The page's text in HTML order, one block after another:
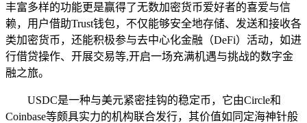
丰富多样的功能更是赢得了无数加密货币爱好者的喜爱与信
赖，用户借助Trust钱包，不仅能够安全地存储、发送和接收各
类加密货币，还能积极参与去中心化金融（DeFi）活动，如进
行借贷操作、开展交易等,开启一场充满机遇与挑战的数字金
融之旅。
USDC是一种与美元紧密挂钩的稳定币，它由Circle和
Coinbase等颇具实力的机构联合发行，其价值如同定海神针般